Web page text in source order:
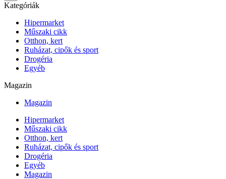
Kategóriák
Hipermarket
Műszaki cikk
Otthon, kert
Ruházat, cipők és sport
Drogéria
Egyéb
Magazin
Magazin
Hipermarket
Műszaki cikk
Otthon, kert
Ruházat, cipők és sport
Drogéria
Egyéb
Magazin